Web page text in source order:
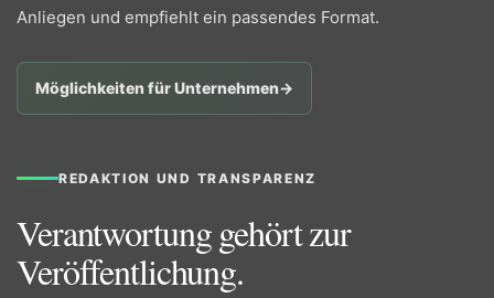
Anliegen und empfiehlt ein passendes Format.
Möglichkeiten für Unternehmen→
REDAKTION UND TRANSPARENZ
Verantwortung gehört zur
Veröffentlichung.